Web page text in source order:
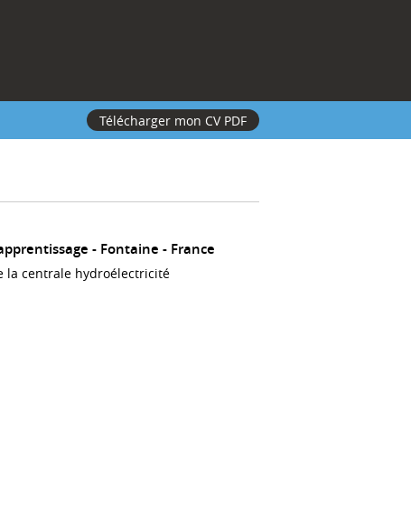
Télécharger mon CV PDF
Fontaine France
la centrale hydroélectricité